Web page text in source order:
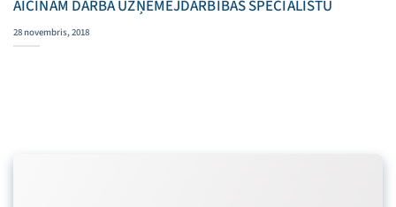
AICINĀM DARBĀ UZŅĒMĒJDARBĪBAS SPECIĀLISTU
28 novembris, 2018